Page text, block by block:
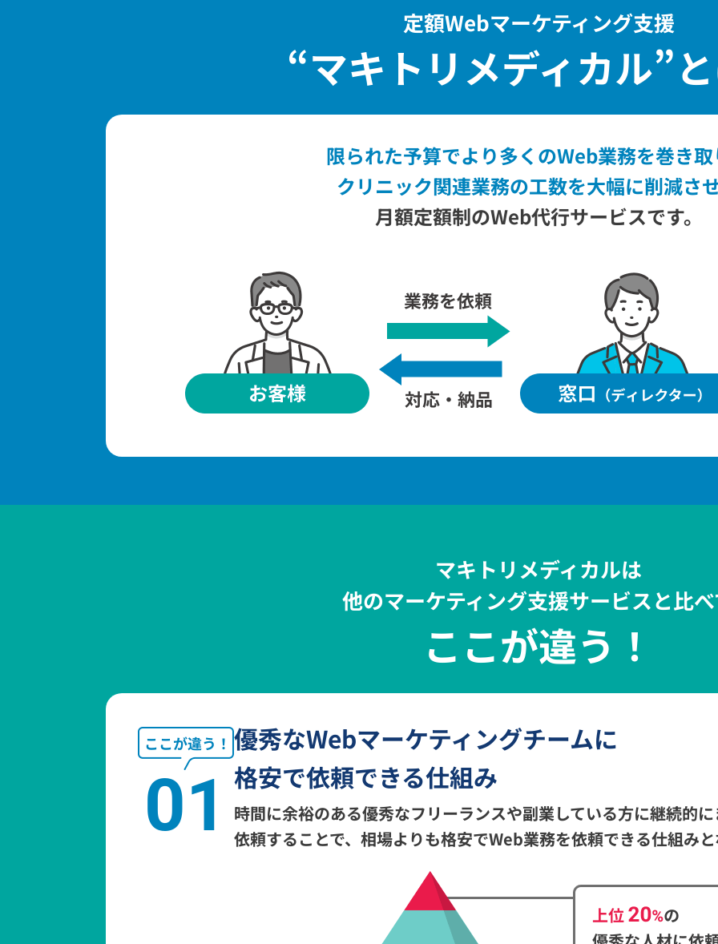
定額Webマーケティング支援
“マキトリメディカル”
限られた予算でより多くのWeb業務を巻き
クリニック関連業務の工数を大幅に削減さ
月額定額制のWeb代行サービスです。
マキトリメディカルは
他のマーケティング支援サービスと比
ここが違う！
01
優秀なWebマーケティングチームに
格安で依頼できる仕組み
時間に余裕のある優秀なフリーランスや副業している方に継続的
依頼することで、相場よりも格安でWeb業務を依頼できる仕組み